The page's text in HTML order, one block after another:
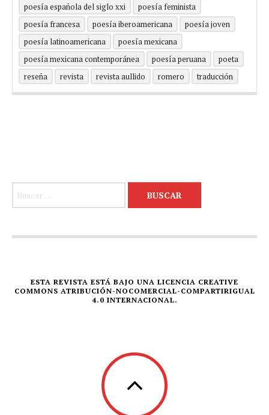
poesía española del siglo xxi
poesía feminista
poesía francesa
poesía iberoamericana
poesía joven
poesía latinoamericana
poesía mexicana
poesía mexicana contemporánea
poesía peruana
poeta
reseña
revista revista aullido romero traducción
ESTA REVISTA ESTÁ BAJO UNA LICENCIA CREATIVE
COMMONS ATRIBUCIÓN-NOCOMERCIAL-COMPARTIRIGUAL
4.0 INTERNACIONAL.